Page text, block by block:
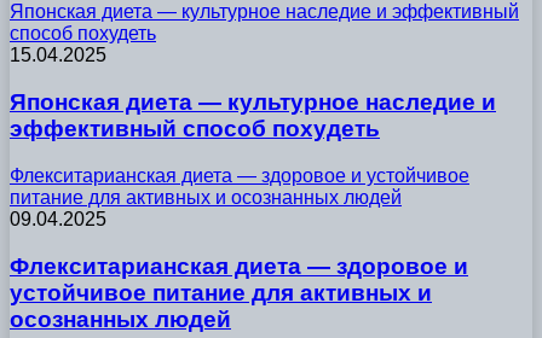
Японская диета — культурное наследие и эффективный
способ похудеть
15.04.2025
Японская диета — культурное наследие и
эффективный способ похудеть
Флекситарианская диета — здоровое и устойчивое
питание для активных и осознанных людей
09.04.2025
Флекситарианская диета — здоровое и
устойчивое питание для активных и
осознанных людей